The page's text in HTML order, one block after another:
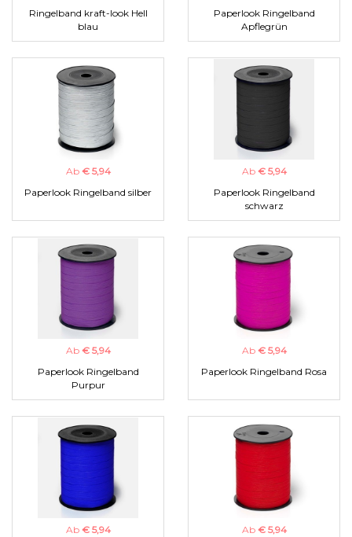
Ringelband kraft-look Hell
blau
Paperlook Ringelband
Apflegrün
Ab € 5,94
Paperlook Ringelband silber
Ab € 5,94
Paperlook Ringelband
schwarz
Ab € 5,94
Paperlook Ringelband
Purpur
Ab € 5,94
Paperlook Ringelband Rosa
Ab € 5,94
Ab € 5,94